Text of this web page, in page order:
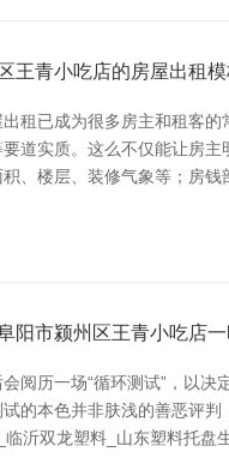
王青小吃店的房屋出租
租已成为很多房主和租客
道实质。这么不仅能让房
、楼层、装修气象等；房
阳市颍州区王青小吃店
阅历一场“循环测试”，以
的本色并非肤浅的善恶评
沂双龙塑料_山东塑料托